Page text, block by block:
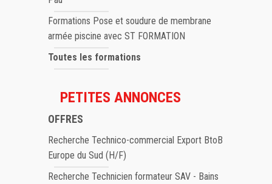
Formations Pose et soudure de membrane
armée piscine avec ST FORMATION
Toutes les formations
PETITES ANNONCES
OFFRES
Recherche Technico-commercial Export BtoB
Europe du Sud (H/F)
Recherche Technicien formateur SAV - Bains